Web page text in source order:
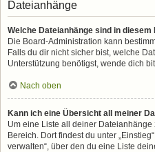
Dateianhänge
Welche Dateianhänge sind in diesem
Die Board-Administration kann
Falls du dir nicht sicher bist, welche
Unterstützung benötigst, wende dich
Nach oben
Kann ich eine Übersicht all meiner
Um eine Liste all deiner
Bereich. Dort findest du unter
verwalten“, über den du eine Liste